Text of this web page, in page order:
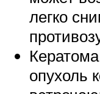
легко
опухоль